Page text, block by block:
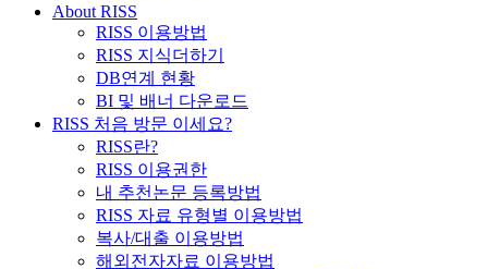
About RISS
RISS 이용방법
RISS 지식더하기
DB연계 현황
BI 및 배너 다운로드
RISS 처음 방문 이세요?
RISS란?
RISS 이용권한
내 추천논문 등록방법
RISS 자료 유형별 이용방법
복사/대출 이용방법
해외전자자료 이용방법